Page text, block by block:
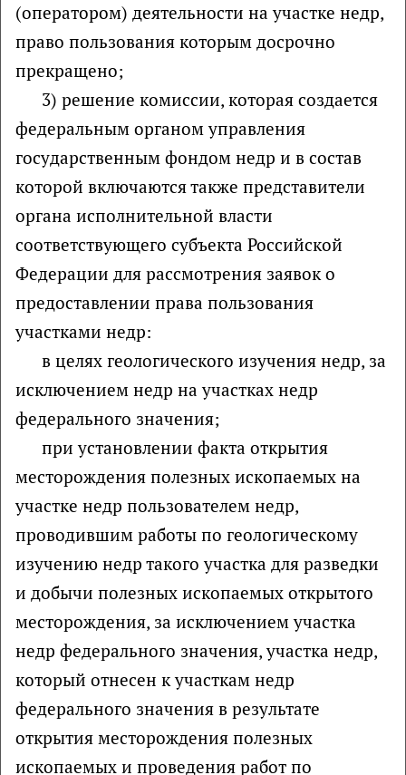
(оператором) деятельности на участке недр,
право пользования которым досрочно
прекращено;
3) решение комиссии, которая создается
федеральным органом управления
государственным фондом недр и в состав
которой включаются также представители
органа исполнительной власти
соответствующего субъекта Российской
Федерации для рассмотрения заявок о
предоставлении права пользования
участками недр:
в целях геологического изучения недр, за
исключением недр на участках недр
федерального значения;
при установлении факта открытия
месторождения полезных ископаемых на
участке недр пользователем недр,
проводившим работы по геологическому
изучению недр такого участка для разведки
и добычи полезных ископаемых открытого
месторождения, за исключением участка
недр федерального значения, участка недр,
который отнесен к участкам недр
федерального значения в результате
открытия месторождения полезных
ископаемых и проведения работ по